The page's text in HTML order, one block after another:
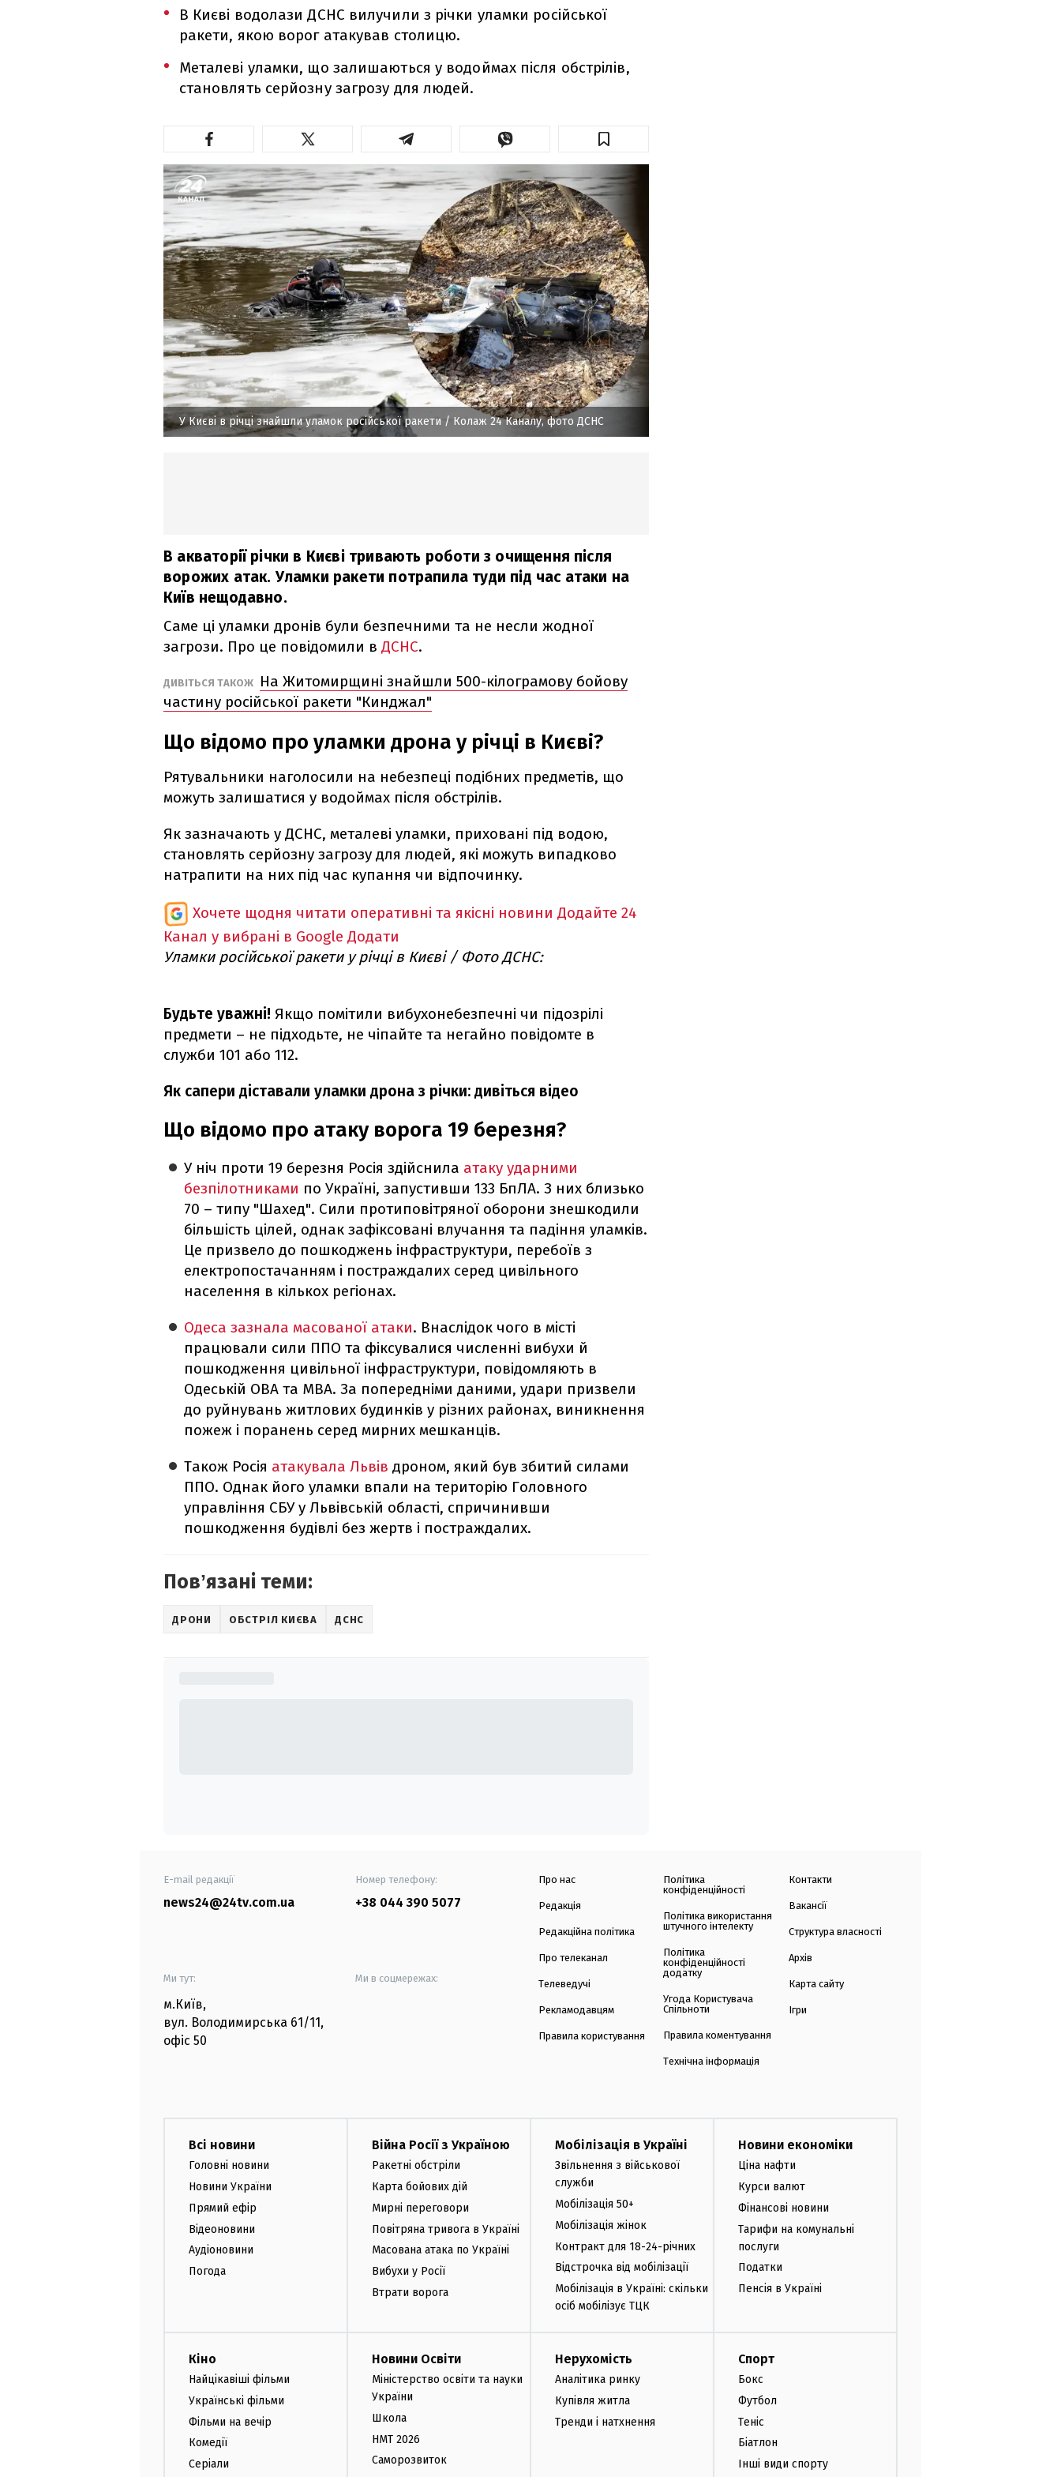
В Києві водолази ДСНС вилучили з річки уламки російської
ракети, якою ворог атакував столицю.
Металеві уламки, що залишаються у водоймах після обстрілів,
становлять серйозну загрозу для людей.
У Києві в річці знайшли уламок російської ракети / Колаж 24 Каналу, фото ДСНС
В акваторії річки в Києві тривають роботи з очищення після
ворожих атак. Уламки ракети потрапила туди під час атаки на
Київ нещодавно.
Саме ці уламки дронів були безпечними та не несли жодної
загрози. Про це повідомили в ДСНС.
ДИВІТЬСЯ ТАКОЖ
На Житомирщині знайшли 500-кілограмову бойову
частину російської ракети "Кинджал"
Що відомо про уламки дрона у річці в Києві?
Рятувальники наголосили на небезпеці подібних предметів, що
можуть залишатися у водоймах після обстрілів.
Як зазначають у ДСНС, металеві уламки, приховані під водою,
становлять серйозну загрозу для людей, які можуть випадково
натрапити на них під час купання чи відпочинку.
Хочете щодня читати оперативні та якісні новини Додайте 24
Канал у вибрані в Google Додати
Уламки російської ракети у річці в Києві / Фото ДСНС:
Будьте уважні! Якщо помітили вибухонебезпечні чи підозрілі
предмети – не підходьте, не чіпайте та негайно повідомте в
служби 101 або 112.
Як сапери діставали уламки дрона з річки: дивіться відео
Що відомо про атаку ворога 19 березня?
У ніч проти 19 березня Росія здійснила атаку ударними
безпілотниками по Україні, запустивши 133 БпЛА. З них близько
70 – типу "Шахед". Сили протиповітряної оборони знешкодили
більшість цілей, однак зафіксовані влучання та падіння уламків.
Це призвело до пошкоджень інфраструктури, перебоїв з
електропостачанням і постраждалих серед цивільного
населення в кількох регіонах.
Одеса зазнала масованої атаки. Внаслідок чого в місті
працювали сили ППО та фіксувалися численні вибухи й
пошкодження цивільної інфраструктури, повідомляють в
Одеській ОВА та МВА. За попередніми даними, удари призвели
до руйнувань житлових будинків у різних районах, виникнення
пожеж і поранень серед мирних мешканців.
Також Росія атакувала Львівдроном, який був збитий силами
ППО. Однак його уламки впали на територію Головного
управління СБУ у Львівській області, спричинивши
пошкодження будівлі без жертв і постраждалих.
Повʼязані теми:
ДРОНИ ОБСТРІЛ КИЄВА ДСНС
E-mail редакції
news24@24tv.com.ua
Номер телефону:
+38 044 390 5077
Ми тут:
м.Київ,
вул. Володимирська 61/11,
офіс 50
Ми в соцмережах:
Про нас
Редакція
Редакційна політика
Про телеканал
Телеведучі
Рекламодавцям
Правила користування
Політика
конфіденційності
Політика використання
штучного інтелекту
Політика
конфіденційності
додатку
Угода Користувача
Спільноти
Правила коментування
Технічна інформація
Контакти
Вакансії
Структура власності
Архів
Карта сайту
Ігри
Всі новини
Головні новини
Новини України
Прямий ефір
Відеоновини
Аудіоновини
Погода
Війна Росії з Україною
Ракетні обстріли
Карта бойових дій
Мирні переговори
Повітряна тривога в Україні
Масована атака по Україні
Вибухи у Росії
Втрати ворога
Мобілізація в Україні
Звільнення з військової
служби
Мобілізація 50+
Мобілізація жінок
Контракт для 18-24-річних
Відстрочка від мобілізації
Мобілізація в Україні: скільки
осіб мобілізує ТЦК
Новини економіки
Ціна нафти
Курси валют
Фінансові новини
Тарифи на комунальні
послуги
Податки
Пенсія в Україні
Кіно
Найцікавіші фільми
Українські фільми
Фільми на вечір
Комедії
Серіали
Новини Освіти
Міністерство освіти та науки
України
Школа
НМТ 2026
Саморозвиток
Нерухомість
Аналітика ринку
Купівля житла
Тренди і натхнення
Спорт
Бокс
Футбол
Теніс
Біатлон
Інші види спорту